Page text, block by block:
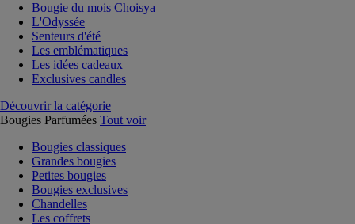
Bougie du mois Choisya
L'Odyssée
Senteurs d'été
Les emblématiques
Les idées cadeaux
Exclusives candles
Découvrir la catégorie
Bougies Parfumées Tout voir
Bougies classiques
Grandes bougies
Petites bougies
Bougies exclusives
Chandelles
Les coffrets